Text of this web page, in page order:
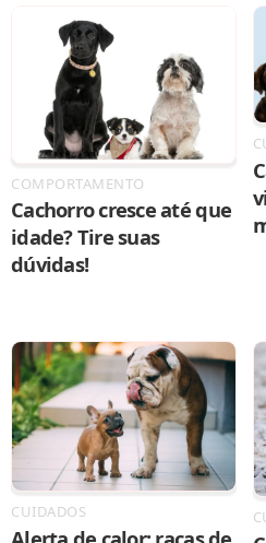
COMPORTAMENTO
Cachorro cresce até que
idade? Tire suas
dúvidas!
CUIDADOS